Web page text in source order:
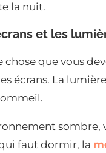
la nuit.
et les
chose que vous
écrans. La
sombre,
faut dormir, la